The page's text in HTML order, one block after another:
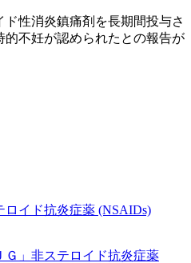
性消炎鎮痛剤を長期間投与さ
不妊が認められたとの報告が
ロイド抗炎症薬 (NSAIDs)
」 非ステロイド抗炎症薬